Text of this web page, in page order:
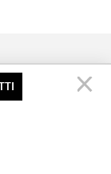
Servizio clienti